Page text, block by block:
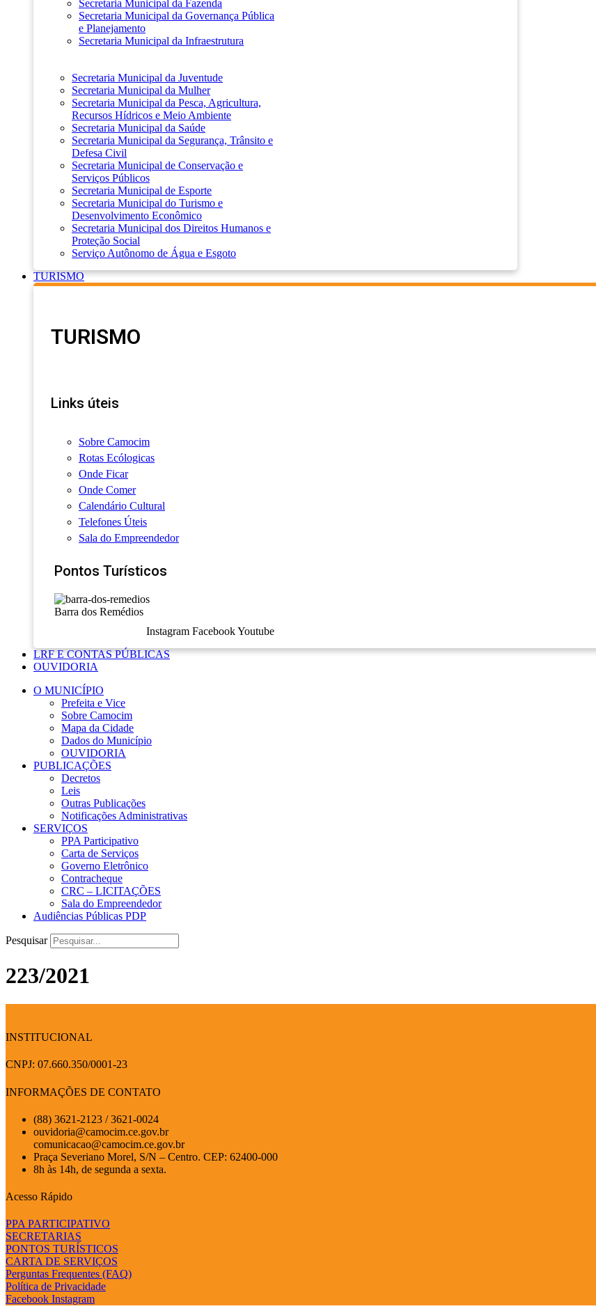
Secretaria Municipal da Fazenda
Secretaria Municipal da Governança Pública
e Planejamento
Secretaria Municipal da Infraestrutura
Secretaria Municipal da Juventude
Secretaria Municipal da Mulher
Secretaria Municipal da Pesca, Agricultura,
Recursos Hídricos e Meio Ambiente
Secretaria Municipal da Saúde
Secretaria Municipal da Segurança, Trânsito e
Defesa Civil
Secretaria Municipal de Conservação e
Serviços Públicos
Secretaria Municipal de Esporte
Secretaria Municipal do Turismo e
Desenvolvimento Econômico
Secretaria Municipal dos Direitos Humanos e
Proteção Social
Serviço Autônomo de Água e Esgoto
TURISMO
TURISMO
Links úteis
Sobre Camocim
Rotas Ecólogicas
Onde Ficar
Onde Comer
Calendário Cultural
Telefones Úteis
Sala do Empreendedor
Pontos Turísticos
Barra dos Remédios
Instagram FacebookYoutube
LRF E CONTAS PÚBLICAS
OUVIDORIA
O MUNICÍPIO
Prefeita e Vice
Sobre Camocim
Mapa da Cidade
Dados do Município
OUVIDORIA
PUBLICAÇÕES
Decretos
Leis
Outras Publicações
Notificações Administrativas
SERVIÇOS
PPA Participativo
Carta de Serviços
Governo Eletrônico
Contracheque
CRC – LICITAÇÕES
Sala do Empreendedor
Audiências Públicas PDP
Pesquisar
223/2021
INSTITUCIONAL
CNPJ: 07.660.350/0001-23
INFORMAÇÕES DE CONTATO
(88) 3621-2123 / 3621-0024
ouvidoria@camocim.ce.gov.br
comunicacao@camocim.ce.gov.br
Praça Severiano Morel, S/N – Centro. CEP: 62400-000
8h às 14h, de segunda a sexta.
Acesso Rápido
PPA PARTICIPATIVO
SECRETARIAS
PONTOS TURÍSTICOS
CARTA DE SERVIÇOS
Perguntas Frequentes (FAQ)
Política de Privacidade
Facebook Instagram